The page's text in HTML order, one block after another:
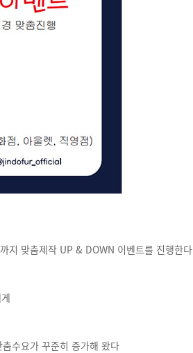
지 맞춤제작 UP & DOWN 이벤트를 진행한다
수요가 꾸준히 증가해 왔다